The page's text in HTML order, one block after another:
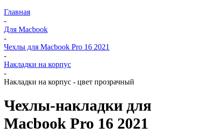
Главная
-
Для Macbook
-
Чехлы для Macbook Pro 16 2021
-
Накладки на корпус
-
Накладки на корпус - цвет прозрачный
Чехлы-накладки для
Macbook Pro 16 2021